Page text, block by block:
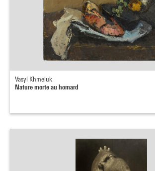
Vasyl Khmeluk
Nature morte au homard